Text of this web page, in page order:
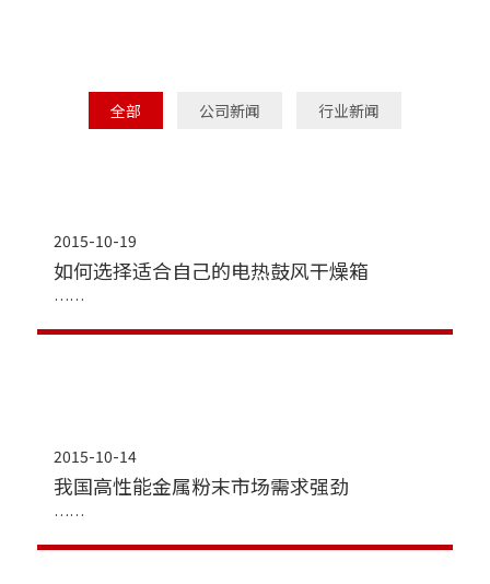
全部 公司新闻 行业新闻
2015-10-19
如何选择适合自己的电热鼓风干燥箱
2015-10-14
我国高性能金属粉末市场需求强劲